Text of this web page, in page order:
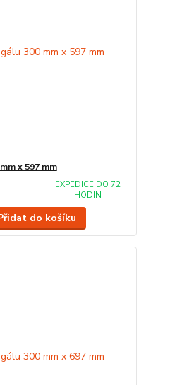
x 597 mm
EXPEDICE DO 72
HODIN
do košíku